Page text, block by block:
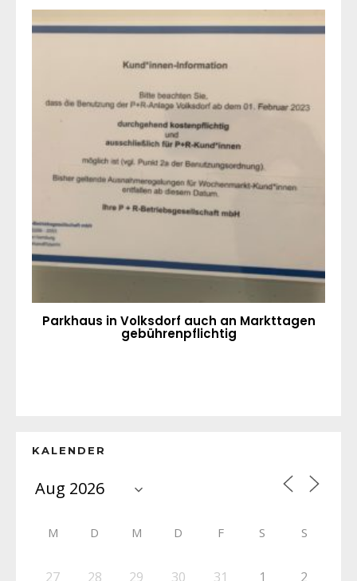
Parkhaus in Volksdorf auch an Markttagen
gebührenpflichtig
KALENDER
M D M D F S S
27 28 29 30 31 1 2